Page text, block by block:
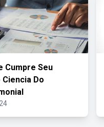
Cumpre Seu
Do